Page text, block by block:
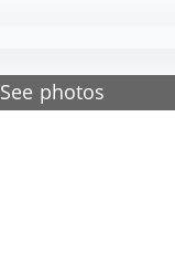
See photos